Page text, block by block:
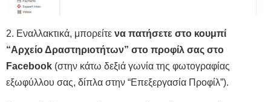
2. Εναλλακτικά, μπορείτε να πατήσετε στο κουμπί
“Αρχείο Δραστηριοτήτων” στο προφίλ σας στο
Facebook (στην κάτω δεξιά γωνία της φωτογραφίας
εξωφύλλου σας, δίπλα στην “Επεξεργασία Προφίλ”).